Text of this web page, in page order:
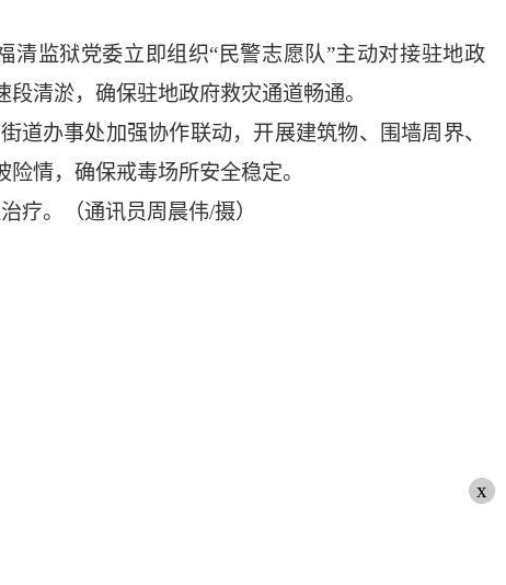
监狱党委立即组织“民警志愿队”主动对接驻地政
清淤，确保驻地政府救灾通道畅通。
办事处加强协作联动，开展建筑物、围墙周界、
情，确保戒毒场所安全稳定。
疗。（通讯员周晨伟/摄）
x